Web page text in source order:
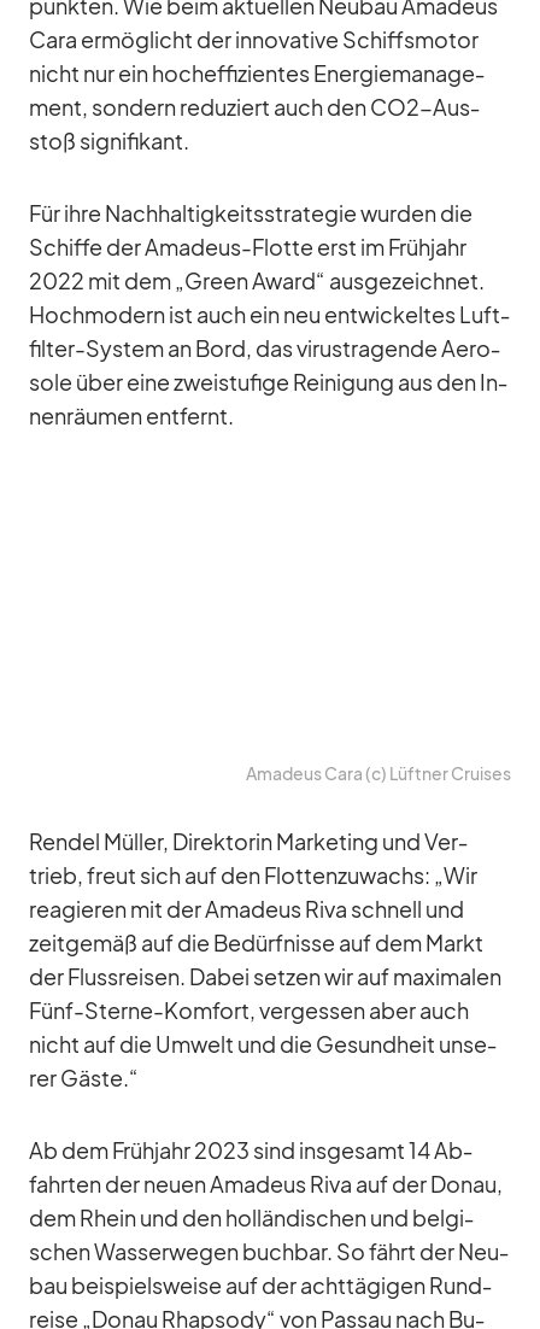
punk­ten. Wie beim ak­tu­el­len Neu­bau Ama­deus
Cara er­mög­licht der in­no­va­tive Schiffs­mo­tor
nicht nur ein hoch­ef­fi­zi­en­tes En­er­gie­ma­nage­
ment, son­dern re­du­ziert auch den CO2-Aus­
stoß si­gni­fi­kant.
Für ihre Nach­hal­tig­keits­stra­te­gie wur­den die
Schiffe der Ama­deus-Flotte erst im Früh­jahr
2022 mit dem „Green Award“ aus­ge­zeich­net.
Hoch­mo­dern ist auch ein neu ent­wi­ckel­tes Luft­
fil­ter-Sys­tem an Bord, das vi­rus­tra­gende Ae­ro­
sole über eine zwei­stu­fige Rei­ni­gung aus den In­
nen­räu­men ent­fernt.
Ama­deus Cara (c) Lüft­ner Crui­ses
Ren­del Mül­ler, Di­rek­to­rin Mar­ke­ting und Ver­
trieb, freut sich auf den Flot­ten­zu­wachs: „Wir
re­agie­ren mit der Ama­deus Riva schnell und
zeit­ge­mäß auf die Be­dürf­nisse auf dem Markt
der Fluss­rei­sen. Da­bei set­zen wir auf ma­xi­ma­len
Fünf-Sterne-Kom­fort, ver­ges­sen aber auch
nicht auf die Um­welt und die Ge­sund­heit un­se­
rer Gäste.“
Ab dem Früh­jahr 2023 sind ins­ge­samt 14 Ab­
fahr­ten der neuen Ama­deus Riva auf der Do­nau,
dem Rhein und den hol­län­di­schen und bel­gi­
schen Was­ser­we­gen buch­bar. So fährt der Neu­
bau bei­spiels­weise auf der acht­tä­gi­gen Rund­
reise „Do­nau Rhap­sody“ von Pas­sau nach Bu­